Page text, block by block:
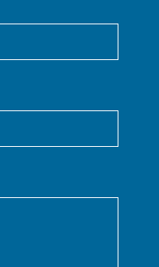
EN-US
PT-PT